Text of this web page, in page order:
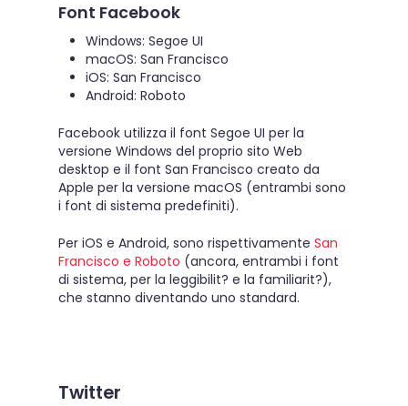
Font Facebook
Windows: Segoe UI
macOS: San Francisco
iOS: San Francisco
Android: Roboto
Facebook utilizza il font Segoe UI per la
versione Windows del proprio sito Web
desktop e il font San Francisco creato da
Apple per la versione macOS (entrambi sono
i font di sistema predefiniti).
Per iOS e Android, sono rispettivamenteSan
Francisco e Roboto (ancora, entrambi i font
di sistema, per la leggibilit? e la familiarit?),
che stanno diventando uno standard.
Twitter